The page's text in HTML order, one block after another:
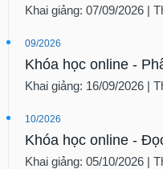
Khai giảng: 07/09/2026 |
09/2026
Khóa học online -
Khai giảng: 16/09/2026 |
10/2026
Khóa học online -
Khai giảng: 05/10/2026 |